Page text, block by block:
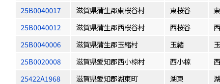
25B0040017
滋賀県蒲生郡東桜谷村 東桜谷
25B0040012
滋賀県蒲生郡西桜谷村 西桜谷
25B0040006
滋賀県蒲生郡玉緒村 玉緒
25B0020008
滋賀県愛知郡西小椋村 西小椋
25422A1968
滋賀県愛知郡湖東町 湖東